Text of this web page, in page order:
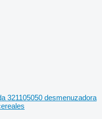
321105050 desmenuzadora